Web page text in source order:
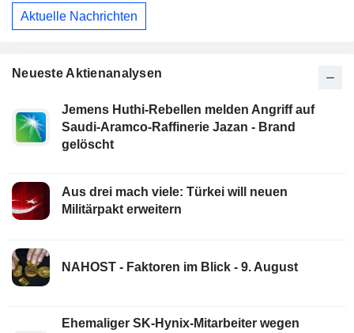
Aktuelle Nachrichten
Neueste Aktienanalysen
Jemens Huthi-Rebellen melden Angriff auf
Saudi-Aramco-Raffinerie Jazan - Brand
gelöscht
Aus drei mach viele: Türkei will neuen
Militärpakt erweitern
NAHOST - Faktoren im Blick - 9. August
Ehemaliger SK-Hynix-Mitarbeiter wegen